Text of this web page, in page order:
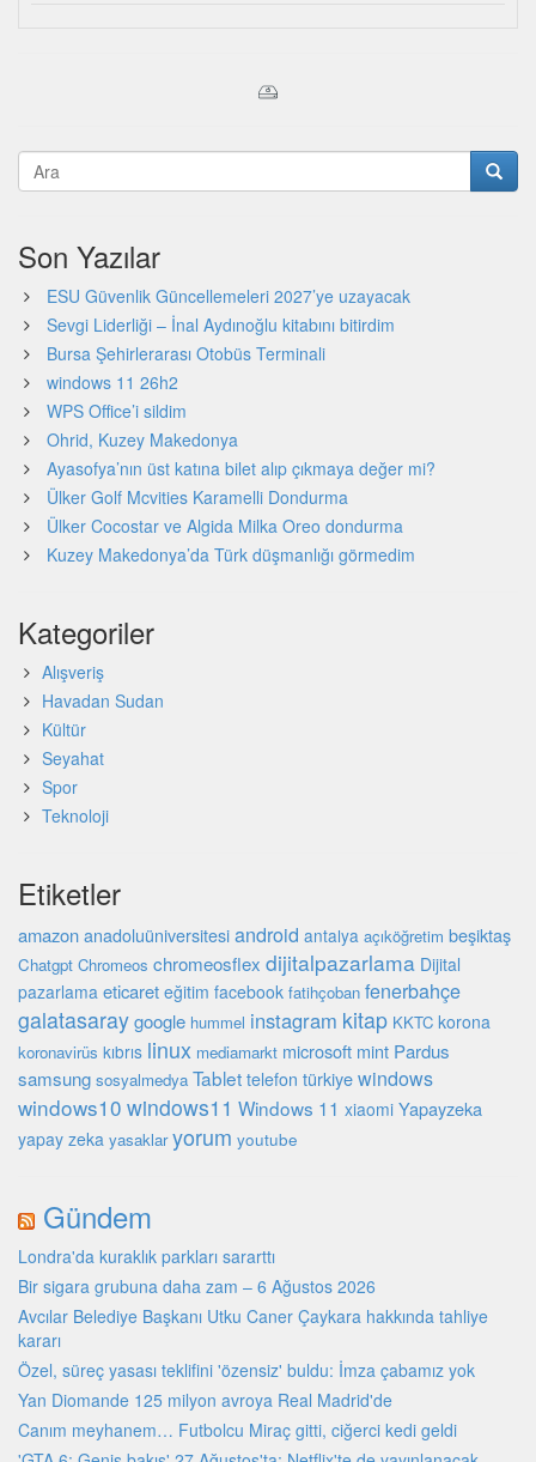
Son Yazılar
ESU Güvenlik Güncellemeleri 2027’ye uzayacak
Sevgi Liderliği – İnal Aydınoğlu kitabını bitirdim
Bursa Şehirlerarası Otobüs Terminali
windows 11 26h2
WPS Office’i sildim
Ohrid, Kuzey Makedonya
Ayasofya’nın üst katına bilet alıp çıkmaya değer mi?
Ülker Golf Mcvities Karamelli Dondurma
Ülker Cocostar ve Algida Milka Oreo dondurma
Kuzey Makedonya’da Türk düşmanlığı görmedim
Kategoriler
Alışveriş
Havadan Sudan
Kültür
Seyahat
Spor
Teknoloji
Etiketler
amazon anadoluüniversitesi android antalya açıköğretim beşiktaş
Chatgpt Chromeos chromeosflex dijitalpazarlama Dijital
pazarlama eticaret eğitim facebook fatihçoban fenerbahçe
galatasaraygoogle hummel instagram kitap KKTC korona
koronavirüs kıbrıs linux mediamarkt microsoft mint Pardus
samsung sosyalmedya Tablet telefon türkiyewindows
windows10 windows11 Windows 11 xiaomi Yapayzeka
yapay zeka yasaklar yorum youtube
Gündem
Londra'da kuraklık parkları sararttı
Bir sigara grubuna daha zam – 6 Ağustos 2026
Avcılar Belediye Başkanı Utku Caner Çaykara hakkında tahliye
kararı
Özel, süreç yasası teklifini 'özensiz' buldu: İmza çabamız yok
Yan Diomande 125 milyon avroya Real Madrid'de
Canım meyhanem… Futbolcu Miraç gitti, ciğerci kedi geldi